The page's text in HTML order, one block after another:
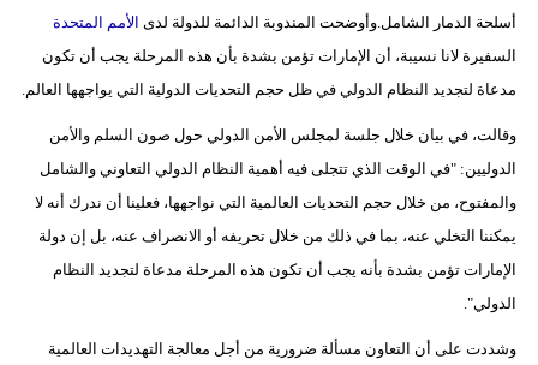
علوم
وتكنولوجيا
مدوَّنات
فيديو
أسلحة الدمار الشامل.وأوضحت المندوبة الدائمة للدولة لدى الأمم المتحدة
السفيرة لانا نسيبة، أن الإمارات تؤمن بشدة بأن هذه المرحلة يجب أن تكون
مدعاة لتجديد النظام الدولي في ظل حجم التحديات الدولية التي يواجهها العالم.
وقالت، في بيان خلال جلسة لمجلس الأمن الدولي حول صون السلم والأمن
الدوليين: "في الوقت الذي تتجلى فيه أهمية النظام الدولي التعاوني والشامل
والمفتوح، من خلال حجم التحديات العالمية التي نواجهها، فعلينا أن ندرك أنه لا
يمكننا التخلي عنه، بما في ذلك من خلال تحريفه أو الانصراف عنه، بل إن دولة
الإمارات تؤمن بشدة بأنه يجب أن تكون هذه المرحلة مدعاة لتجديد النظام
الدولي".
وشددت على أن التعاون مسألة ضرورية من أجل معالجة التهديدات العالمية